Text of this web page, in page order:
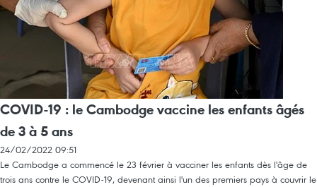
COVID-19 : le Cambodge vaccine les enfants âgés
de 3 à 5 ans
24/02/2022 09:51
Le Cambodge a commencé le 23 février à vacciner les enfants dès l'âge de
trois ans contre le COVID-19, devenant ainsi l'un des premiers pays à couvrir le